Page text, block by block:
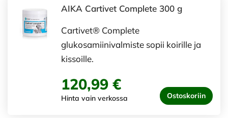
AIKA Cartivet Complete 300 g
Cartivet® Complete
glukosamiinivalmiste sopii koirille ja
kissoille.
120,99 €
Hinta vain verkossa Ostoskoriin